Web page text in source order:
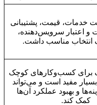
خدمات، قیمت، پشتیبانی
و اعتبار سرویس‌دهنده،
انتخاب مناسب داشت.
برای کسب‌وکارهای کوچک
مفید است و می‌تواند
و بهبود عملکرد آن‌ها
کمک کند.